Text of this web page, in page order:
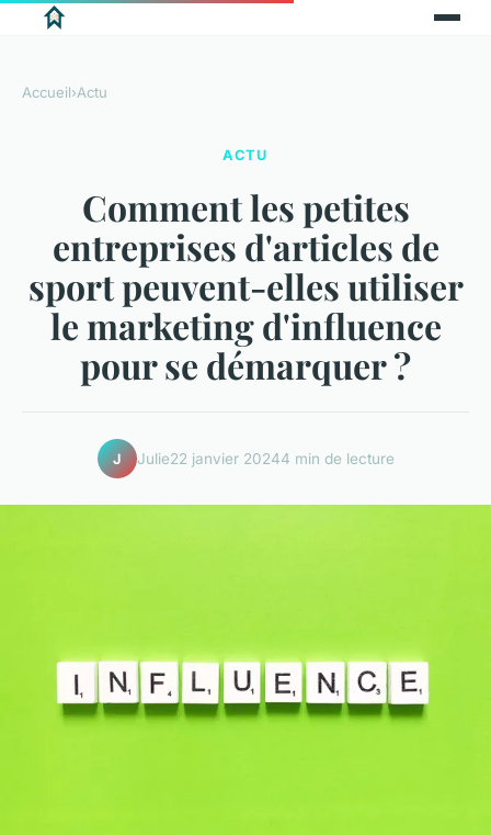
Accueil›Actu
ACTU
Comment les petites
entreprises d'articles de
sport peuvent-elles utiliser
le marketing d'influence
pour se démarquer ?
J Julie22 janvier 20244 min de lecture